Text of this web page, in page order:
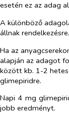
esetén ez az adag
A különböző
állnak rendelkezésre.
Ha az
alapján az adagot
között kb. 1-2
glimepiridre.
Napi 4 mg
jobb eredményt.